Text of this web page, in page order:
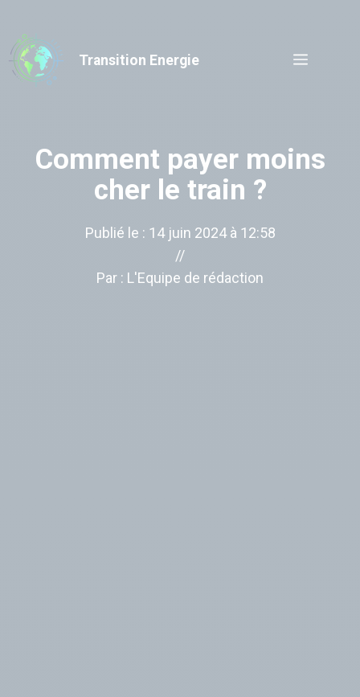
contenu
Transition Energie Menu
Comment payer moins
cher le train ?
Publié le : 14 juin 2024 à 12:58
//
Par : L'Equipe de rédaction